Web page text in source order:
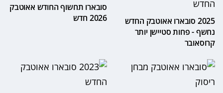
2025 סובארו אאוטבק החדש
נחשף - פחות סטיישן יותר
קרוסאובר
סובארו תחשוף החודש אאוטבק
2026 חדש